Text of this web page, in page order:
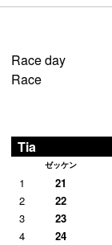
Race day
Race
Tia
ゼッケン
1
21
2
22
3
23
4
24